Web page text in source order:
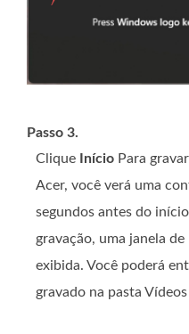
Passo 3.
Clique
Início Para
Acer, você verá uma
segundos antes do
gravação, uma janela
exibida. Você poderá
gravado na pasta